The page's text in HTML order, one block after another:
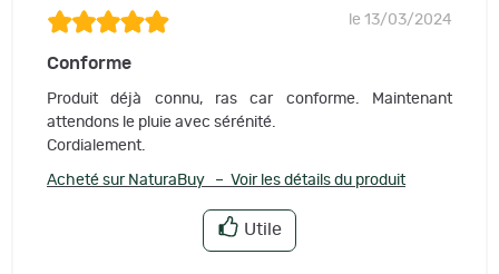
le 13/03/2024
Conforme
Produit déjà connu, ras car conforme. Maintenant
attendons le pluie avec sérénité.
Cordialement.
Acheté sur NaturaBuy – Voir les détails du produit
Utile